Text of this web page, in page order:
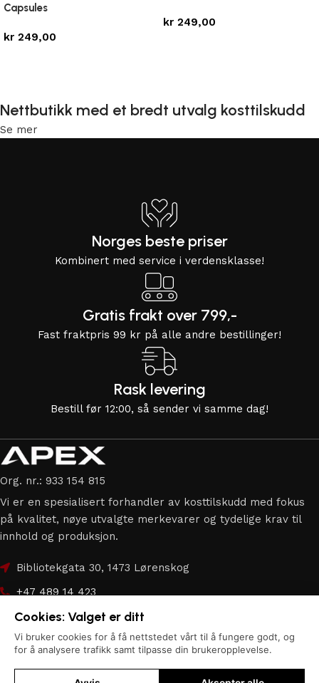
Capsules
kr 249,00
kr 249,00
Nettbutikk med et bredt utvalg kosttilskudd
Se mer
Norges beste priser
Kombinert med service i verdensklasse!
Gratis frakt over 799,-
Fast fraktpris 99 kr på alle andre bestillinger!
Rask levering
Bestill før 12:00, så sender vi samme dag!
Org. nr.: 933 154 815
Vi er en spesialisert forhandler av kosttilskudd med fokus
på kvalitet, nøye utvalgte merkevarer og tydelige krav til
innhold og produksjon.
Bibliotekgata 30, 1473 Lørenskog
+47 489 14 423
hei@apex.no
Copyright © 2026Apex.no| Alle rettigheter forbeholdes.
Cookies: Valget er ditt
Vi bruker cookies for å få nettstedet vårt til å fungere godt, og
for å analysere trafikk samt tilpasse din brukeropplevelse.